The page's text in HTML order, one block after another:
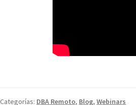
Categorías: DBA Remoto, Blog, Webinars